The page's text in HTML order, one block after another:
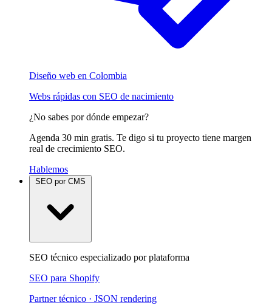
Diseño web en Colombia
Webs rápidas con SEO de nacimiento
¿No sabes por dónde empezar?
Agenda 30 min gratis. Te digo si tu proyecto tiene margen
real de crecimiento SEO.
Hablemos
SEO técnico especializado por plataforma
SEO para Shopify
Partner técnico · JSON rendering